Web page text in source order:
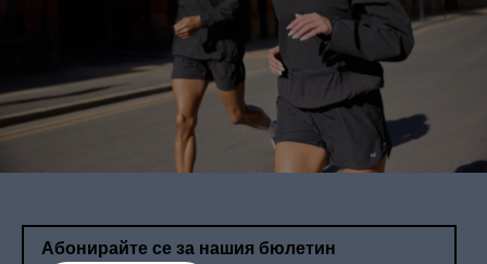
Абонирайте се за нашия бюлетин